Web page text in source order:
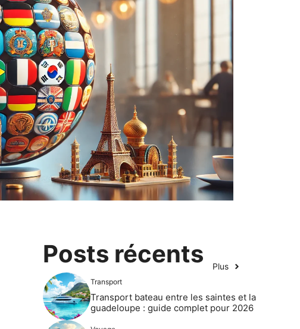
Posts récents Plus
Transport
Transport bateau entre les saintes et la
guadeloupe : guide complet pour 2026